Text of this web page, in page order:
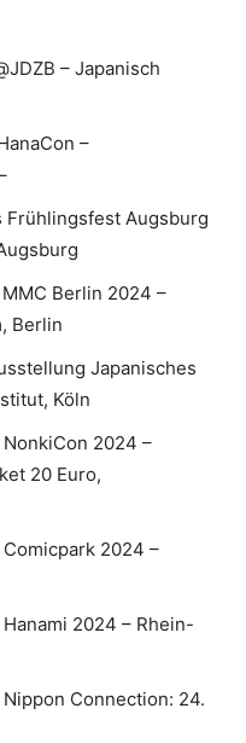
– Japanisch
–
Frühlingsfest Augsburg
Berlin 2024 –
Berlin
Japanisches
Köln
2024 –
20 Euro,
2024 –
2024 – Rhein-
Connection: 24.